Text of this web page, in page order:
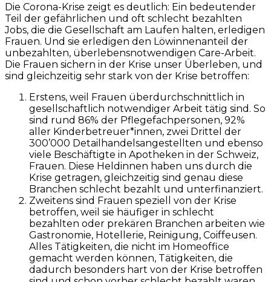
Die Corona-Krise zeigt es deutlich: Ein bedeutender
Teil der gefährlichen und oft schlecht bezahlten
Jobs, die die Gesellschaft am Laufen halten, erledigen
Frauen. Und sie erledigen den Löwinnenanteil der
unbezahlten, überlebensnotwendigen Care-Arbeit.
Die Frauen sichern in der Krise unser Überleben, und
sind gleichzeitig sehr stark von der Krise betroffen:
Erstens, weil Frauen überdurchschnittlich in
gesellschaftlich notwendiger Arbeit tätig sind. So
sind rund 86% der Pflegefachpersonen, 92%
aller Kinderbetreuer*innen, zwei Drittel der
300’000 Detailhandelsangestellten und ebenso
viele Beschäftigte in Apotheken in der Schweiz,
Frauen. Diese Heldinnen haben uns durch die
Krise getragen, gleichzeitig sind genau diese
Branchen schlecht bezahlt und unterfinanziert.
Zweitens sind Frauen speziell von der Krise
betroffen, weil sie häufiger in schlecht
bezahlten oder prekären Branchen arbeiten wie
Gastronomie, Hotellerie, Reinigung, Coiffeusen.
Alles Tätigkeiten, die nicht im Homeoffice
gemacht werden können, Tätigkeiten, die
dadurch besonders hart von der Krise betroffen